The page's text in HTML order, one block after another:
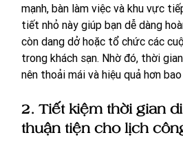
mạnh, bàn làm việc và khu vực
tiết nhỏ này giúp bạn dễ dàng
còn dang dở hoặc tổ chức các
trong khách sạn. Nhờ đó, thời
nên thoải mái và hiệu quả hơn
2. Tiết kiệm thời gian
thuận tiện cho lịch